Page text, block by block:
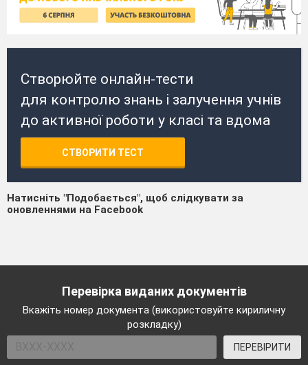
Створюйте онлайн-тести
для контролю знань і залучення учнів
до активної роботи у класі та вдома
СТВОРИТИ ТЕСТ
Натисніть "Подобається", щоб слідкувати за
оновленнями на Facebook
Перевірка виданих документів
Вкажіть номер документа (використовуйте кириличну
розкладку)
ПЕРЕВІРИТИ